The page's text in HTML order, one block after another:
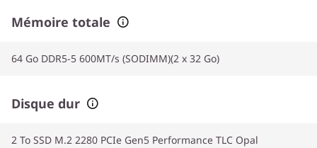
Mémoire totale
64 Go DDR5-5 600MT/s (SODIMM)(2 x 32 Go)
Disque dur
2 To SSD M.2 2280 PCIe Gen5 Performance TLC Opal